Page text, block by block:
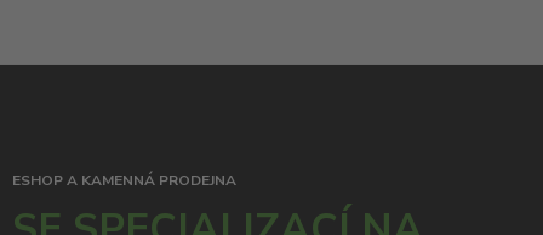
ESHOP A KAMENNÁ PRODEJNA